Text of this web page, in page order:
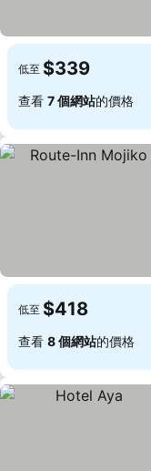
低至 $339
查看 7 個網站的價格
低至 $418
查看 8 個網站的價格